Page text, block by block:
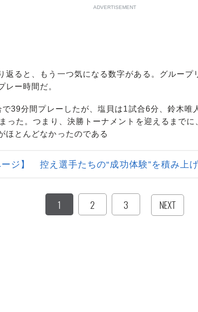
ADVERTISEMENT
ると、もう一つ気になる数字がある。グループ
レー時間だ。
39分間プレーしたが、塩貝は1試合6分、鈴木唯
った。つまり、決勝トーナメントを迎えるまで
ほとんどなかったのである
ージ】 控え選手たちの“成功体験”を積み上
1 2 3 NEXT